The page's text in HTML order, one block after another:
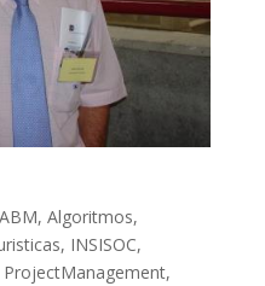
ABM, Algoritmos,
, INSISOC,
ProjectManagement,